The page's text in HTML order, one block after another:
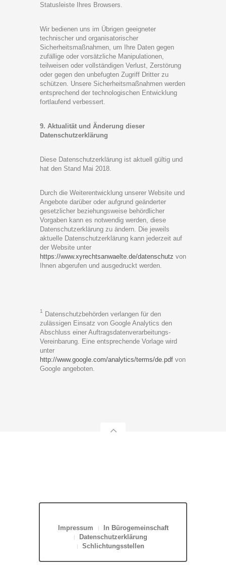
Statusleiste Ihres Browsers.
Wir bedienen uns im Übrigen geeigneter
technischer und organisatorischer
Sicherheitsmaßnahmen, um Ihre Daten gegen
zufällige oder vorsätzliche Manipulationen,
teilweisen oder vollständigen Verlust, Zerstörung
oder gegen den unbefugten Zugriff Dritter zu
schützen. Unsere Sicherheitsmaßnahmen werden
entsprechend der technologischen Entwicklung
fortlaufend verbessert.
9. Aktualität und Änderung dieser
Datenschutzerklärung
Diese Datenschutzerklärung ist aktuell gültig und
hat den Stand Mai 2018.
Durch die Weiterentwicklung unserer Website und
Angebote darüber oder aufgrund geänderter
gesetzlicher beziehungsweise behördlicher
Vorgaben kann es notwendig werden, diese
Datenschutzerklärung zu ändern. Die jeweils
aktuelle Datenschutzerklärung kann jederzeit auf
der Website unter
https://www.xyrechtsanwaelte.de/datenschutz von
Ihnen abgerufen und ausgedruckt werden.
1
Datenschutzbehörden verlangen für den
zulässigen Einsatz von Google Analytics den
Abschluss einer Auftragsdatenverarbeitungs-
Vereinbarung. Eine entsprechende Vorlage wird
unter
http://www.google.com/analytics/terms/de.pdf von
Google angeboten.
Impressum
In Bürogemeinschaft
Datenschutzerklärung
Schlichtungsstellen